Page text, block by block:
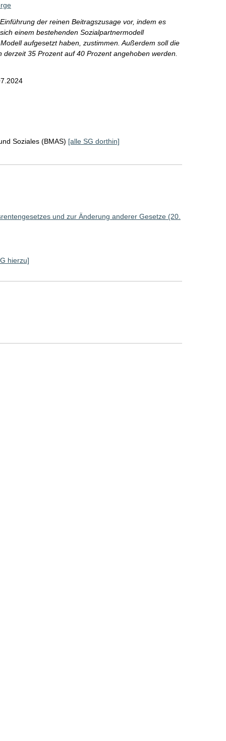
der reinen Beitragszusage vor, indem es
einem bestehenden Sozialpartnermodell
aufgesetzt haben, zustimmen. Außerdem soll die
35 Prozent auf 40 Prozent angehoben werden.
Soziales (BMAS) [alle SG dorthin]
und zur Änderung anderer Gesetze (20.
hierzu]